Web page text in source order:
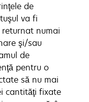
de
va fi
numai
şi/sau
de
pentru o
să nu mai
cantităţi fixate